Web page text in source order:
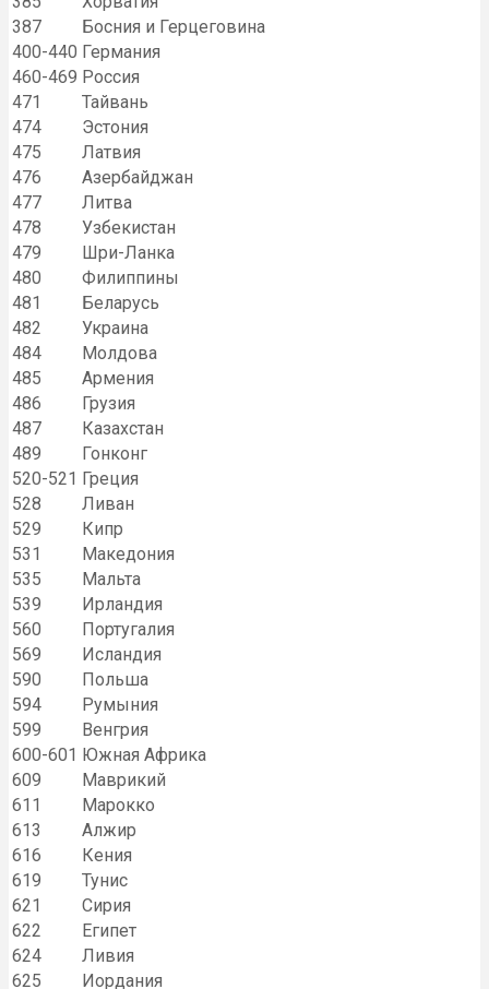
387
Босния и Герцеговина
400-440 Германия
460-469 Россия
471
Тайвань
474
Эстония
475
Латвия
476
Азербайджан
477
Литва
478
Узбекистан
479
Шри-Ланка
480
Филиппины
481
Беларусь
482
Украина
484
Молдова
485
Армения
486
Грузия
487
Казахстан
489
Гонконг
520-521 Греция
528
Ливан
529
Кипр
531
Македония
535
Мальта
539
Ирландия
560
Португалия
569
Исландия
590
Польша
594
Румыния
599
Венгрия
600-601 Южная Африка
609
Маврикий
611
Марокко
613
Алжир
616
Кения
619
Тунис
621
Сирия
622
Египет
624
Ливия
625
Иордания